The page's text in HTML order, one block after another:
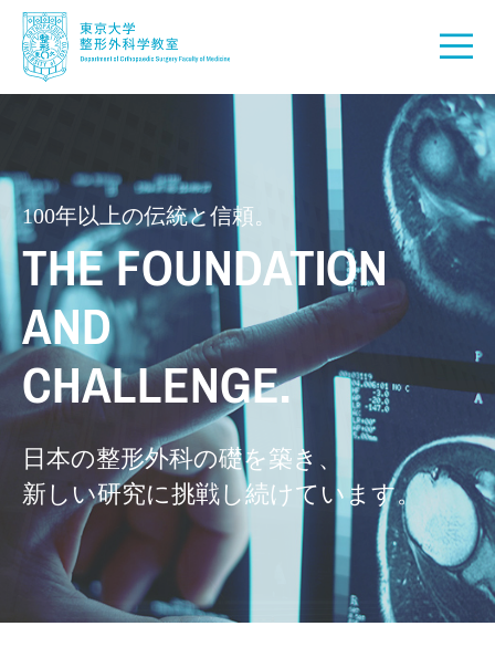
100年以上の伝統と信頼。
THE FOUNDATION
AND
CHALLENGE.
日本の整形外科の礎を築き、
新しい研究に挑戦し続けています。